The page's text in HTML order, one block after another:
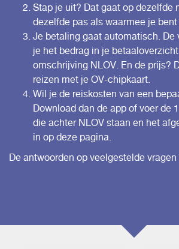
Stap je uit? Dat gaat op dezelfde
dezelfde pas als waarmee je
Je betaling gaat automatisch. De
je het bedrag in je
omschrijving NLOV. En de prijs?
reizen met je OV-chipkaart.
Wil je de reiskosten van een
Download dan de app of voer de
die achter NLOV staan en het
in op deze pagina.
De antwoorden op veelgestelde